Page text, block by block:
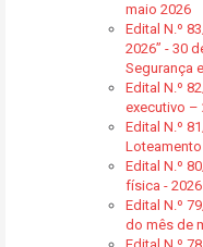
maio 2026
Edital N.º
2026” - 30
Segurança
Edital N.º
executivo –
Edital N.º
Loteamento
Edital N.º
física -
Edital N.º
do mês de